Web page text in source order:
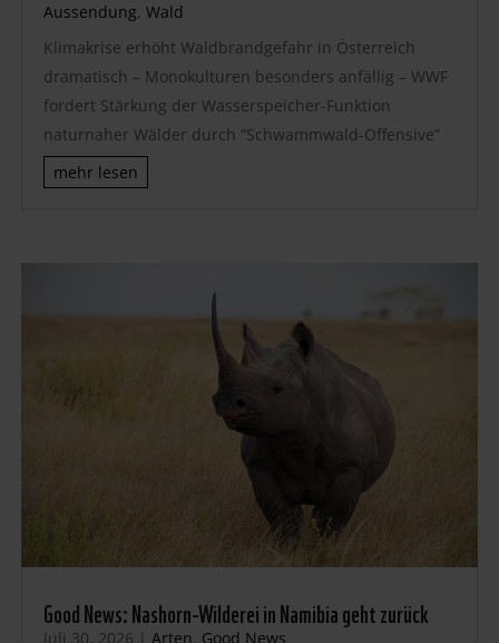
Aussendung, Wald
Klimakrise erhöht Waldbrandgefahr in Österreich
dramatisch – Monokulturen besonders anfällig – WWF
fordert Stärkung der Wasserspeicher-Funktion
naturnaher Wälder durch “Schwammwald-Offensive”
mehr lesen
Good News: Nashorn-Wilderei in Namibia geht zurück
Juli 30, 2026 | Arten, Good News